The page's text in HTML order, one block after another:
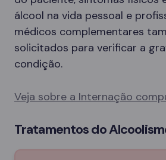
álcool na vida pessoal e
médicos complementares
solicitados para verificar a
condição.
Veja sobre a Internação
Tratamentos do